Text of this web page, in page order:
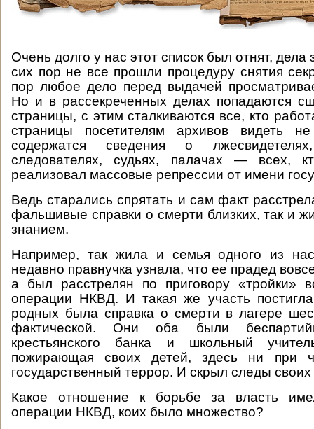
Очень долго у нас этот список был отнят, дела
сих пор не все прошли процедуру снятия
пор любое дело перед выдачей
Но и в рассекреченных делах попадаются
страницы, с этим сталкиваются все, кто
страницы посетителям архивов видеть
содержатся сведения о
следователях, судьях, палачах — всех,
реализовал массовые репрессии от имени
Ведь старались спрятать и сам факт
фальшивые справки о смерти близких, так и
знанием.
Например, так жила и семья одного из
недавно правнучка узнала, что ее прадед
а был расстрелян по приговору «тройки»
операции НКВД. И такая же участь
родных была справка о смерти в лагере
фактической. Они оба были
крестьянского банка и школьный
пожирающая своих детей, здесь ни при
государственный террор. И скрыл следы
Какое отношение к борьбе за власть
операции НКВД, коих было множество?